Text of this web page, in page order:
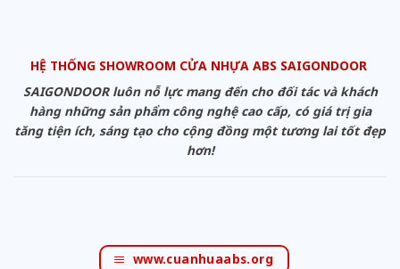
HỆ THỐNG SHOWROOM CỬA NHỰA ABS SAIGONDOOR
SAIGONDOOR luôn nỗ lực mang đến cho đối tác và khách
hàng những sản phẩm công nghệ cao cấp, có giá trị gia
tăng tiện ích, sáng tạo cho cộng đồng một tương lai tốt đẹp
hơn!
www.cuanhuaabs.org